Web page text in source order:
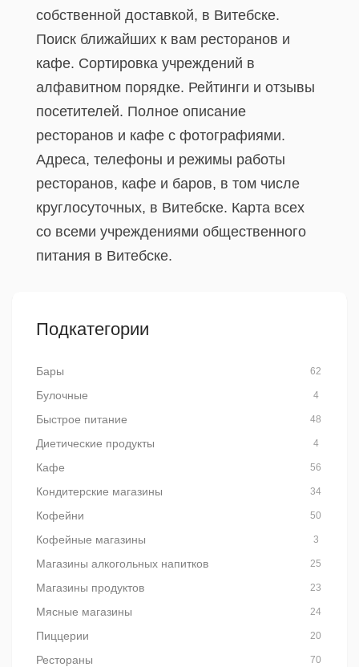
собственной доставкой, в Витебске.
Поиск ближайших к вам ресторанов и
кафе. Сортировка учреждений в
алфавитном порядке. Рейтинги и отзывы
посетителей. Полное описание
ресторанов и кафе с фотографиями.
Адреса, телефоны и режимы работы
ресторанов, кафе и баров, в том числе
круглосуточных, в Витебске. Карта всех
со всеми учреждениями общественного
питания в Витебске.
Подкатегории
Бары 62
Булочные 4
Быстрое питание 48
Диетические продукты 4
Кафе 56
Кондитерские магазины 34
Кофейни 50
Кофейные магазины 3
Магазины алкогольных напитков 25
Магазины продуктов 23
Мясные магазины 24
Пиццерии 20
Рестораны 70